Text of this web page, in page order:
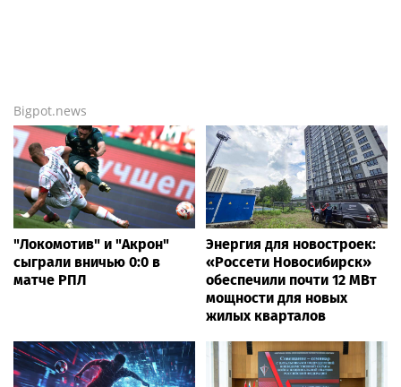
Bigpot.news
"Локомотив" и "Акрон"
сыграли вничью 0:0 в
матче РПЛ
Энергия для новостроек:
«Россети Новосибирск»
обеспечили почти 12 МВт
мощности для новых
жилых кварталов